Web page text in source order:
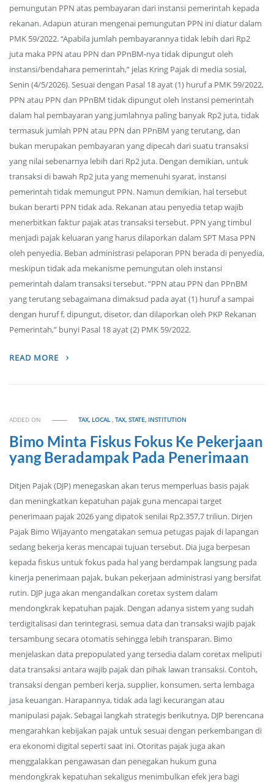
pemungutan PPN atas pembayaran dari instansi pemerintah kepada
rekanan. Adapun aturan mengenai pemungutan PPN ini diatur dalam
PMK 59/2022. “Apabila jumlah pembayarannya tidak lebih dari Rp2
juta maka PPN atau PPN dan PPnBM-nya tidak dipungut oleh
instansi/bendahara pemerintah,” jelas Kring Pajak di media sosial,
Senin (4/5/2026). Sesuai dengan Pasal 18 ayat (1) huruf a PMK 59/2022,
PPN atau PPN dan PPnBM tidak dipungut oleh instansi pemerintah
dalam hal pembayaran yang jumlahnya paling banyak Rp2 juta, tidak
termasuk jumlah PPN atau PPN dan PPnBM yang terutang, dan
bukan merupakan pembayaran yang dipecah dari suatu transaksi
yang nilai sebenarnya lebih dari Rp2 juta. Dengan demikian, untuk
transaksi di bawah Rp2 juta yang memenuhi syarat, instansi
pemerintah tidak memungut PPN. Namun demikian, hal tersebut
bukan berarti PPN tidak ada. Rekanan atau penyedia tetap wajib
menerbitkan faktur pajak atas transaksi tersebut. PPN yang timbul
menjadi pajak keluaran yang harus dilaporkan dalam SPT Masa PPN
oleh penyedia. Beban administrasi pelaporan PPN berada di penyedia,
meskipun tidak ada mekanisme pemungutan oleh instansi
pemerintah dalam transaksi tersebut. “PPN atau PPN dan PPnBM
yang terutang sebagaimana dimaksud pada ayat (1) huruf a sampai
dengan huruf f, dipungut, disetor, dan dilaporkan oleh PKP Rekanan
Pemerintah,” bunyi Pasal 18 ayat (2) PMK 59/2022.
READ MORE
ADDED ON TAX, LOCAL,TAX, STATE, INSTITUTION
Bimo Minta Fiskus Fokus Ke Pekerjaan
yang Beradampak Pada Penerimaan
Ditjen Pajak (DJP) menegaskan akan terus memperluas basis pajak
dan meningkatkan kepatuhan pajak guna mencapai target
penerimaan pajak 2026 yang dipatok senilai Rp2.357,7 triliun. Dirjen
Pajak Bimo Wijayanto mengatakan semua petugas pajak di lapangan
sedang bekerja keras mencapai tujuan tersebut. Dia juga berpesan
kepada fiskus untuk fokus pada hal yang berdampak langsung pada
kinerja penerimaan pajak, bukan pekerjaan administrasi yang bersifat
rutin. DJP juga akan mengandalkan coretax system dalam
mendongkrak kepatuhan pajak. Dengan adanya sistem yang sudah
terdigitalisasi dan terintegrasi, semua data dan transaksi wajib pajak
tersambung secara otomatis sehingga lebih transparan. Bimo
menjelaskan data prepopulated yang tersedia dalam coretax meliputi
data transaksi antara wajib pajak dan pihak lawan transaksi. Contoh,
transaksi dengan pemberi kerja, supplier, konsumen, serta lembaga
jasa keuangan. Harapannya, tidak ada lagi kecurangan atau
manipulasi pajak. Sebagai langkah strategis berikutnya, DJP berencana
mengarahkan kebijakan pajak untuk sesuai dengan perkembangan di
era ekonomi digital seperti saat ini. Otoritas pajak juga akan
menggalakkan pengawasan dan penegakan hukum guna
mendongkrak kepatuhan sekaligus menimbulkan efek jera bagi